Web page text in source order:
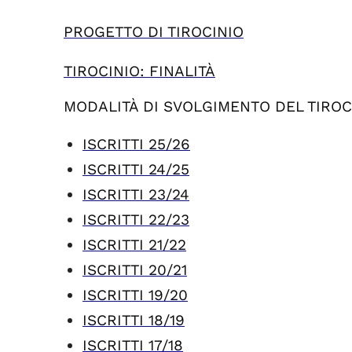
PROGETTO DI TIROCINIO
TIROCINIO: FINALITÀ
MODALITÀ DI SVOLGIMENTO DEL
ISCRITTI 25/26
ISCRITTI 24/25
ISCRITTI 23/24
ISCRITTI 22/23
ISCRITTI 21/22
ISCRITTI 20/21
ISCRITTI 19/20
ISCRITTI 18/19
ISCRITTI 17/18